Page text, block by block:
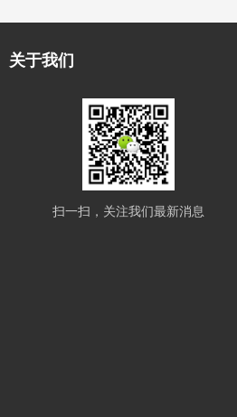
关于我们
扫一扫，关注我们最新消息